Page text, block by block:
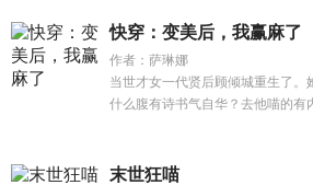
快穿：变美后，我赢麻了
作者：萨琳娜
当世才女一代贤后顾倾城重生了。
什么腹有诗书气自华？去他喵的有
末世狂喵